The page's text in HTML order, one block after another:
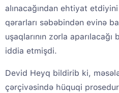
alınacağından ehtiyat
qərarları səbəbindən evinə
uşaqlarının zorla aparılacağı
iddia etmişdi.
Devid Heyq bildirib ki,
çərçivəsində hüquqi